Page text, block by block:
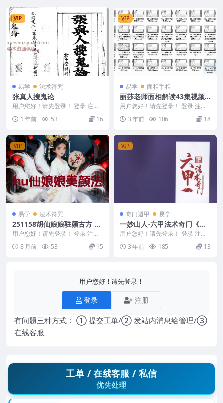
VIP
易学 法术符咒
张真人搜鬼论
用户您好！请先登录！ 登录 注册
张真人搜鬼论 250354 张真人搜鬼
论 1 年前 53 16
VIP
易学 面相手相
丽莎老师面相解读43集视频
课程
用户您好！请先登录！ 登录 注册
丽莎老师面相解读43集 学习相学
的一门好课程 ...
3 年前 106 18
VIP
易学 法术符咒
251158胡仙娘娘驻颜古方 视
频+课件
用户您好！请先登录！ 登录 注册
驻颜方 驻颜罐 清晰版答疑.jpg 视
频_ev...
8 月前 53 15
VIP
奇门遁甲 易学
一妙山人-六甲法术奇门《基
础篇》109页.pdf
用户您好！请先登录！ 登录 注册
一妙山人-六甲法术奇门《基础
篇》109页.pd...
3 年前 185 13
用户您好！请先登录！
登录 注册
有问题三种方式： ① 提交工单/② 发站内消息给管理/③
在线客服
工单 / 在线客服 / 私信
优先处理